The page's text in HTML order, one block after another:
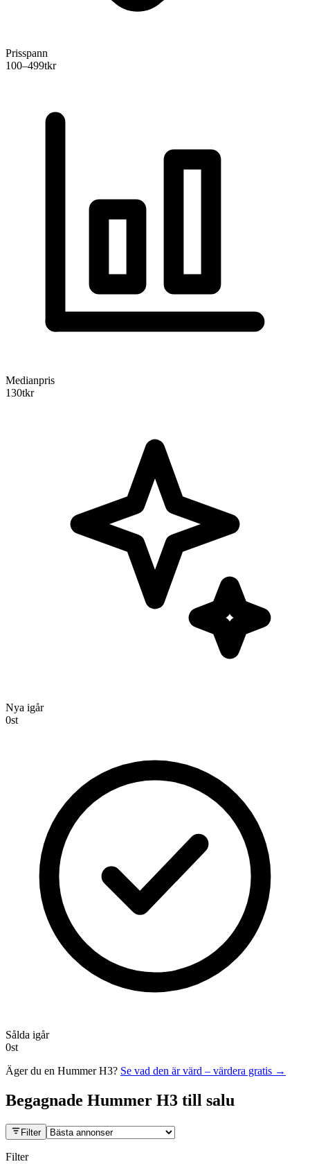
Prisspann
100–499tkr
Medianpris
130tkr
Nya igår
0st
Sålda igår
0st
Äger du en Hummer H3? Se vad den är värd – värdera gratis →
Begagnade Hummer H3 till salu
Filter
Filter